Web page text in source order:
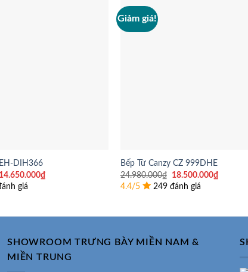
DIH366
Giá
14.650.000₫
giá
Giảm giá!
Bếp Từ Canzy CZ 999DHE
24.980.000₫
Giá
gốc
là:
18.500.000₫
4.4/5 249 đánh giá
SHOWROOM TRƯNG BÀY MIỀN NAM &
MIỀN TRUNG